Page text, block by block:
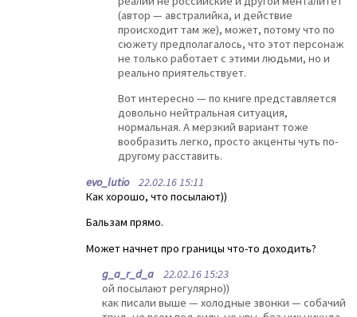
(автор — австралийка, и действие
происходит там же), может, потому что по
сюжету предполагалось, что этот персонаж
не только работает с этими людьми, но и
реально приятельствует.
Вот интересно — по книге представляется
довольно нейтральная ситуация,
нормальная. А мерзкий вариант тоже
вообразить легко, просто акценты чуть по-
другому расставить.
evo_lutio22.02.16 15:11
Как хорошо, что посылают))
Бальзам прямо.
Может начнет про границы что-то доходить?
g_a_r_d_a 22.02.16 15:23
ой посылают регулярно))
как писали выше — холодные звонки — собачий